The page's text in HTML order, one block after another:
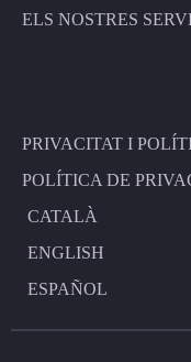
ELS NOSTRES
PRIVACITAT I
POLÍTICA DE
CATALÀ
ENGLISH
ESPAÑOL